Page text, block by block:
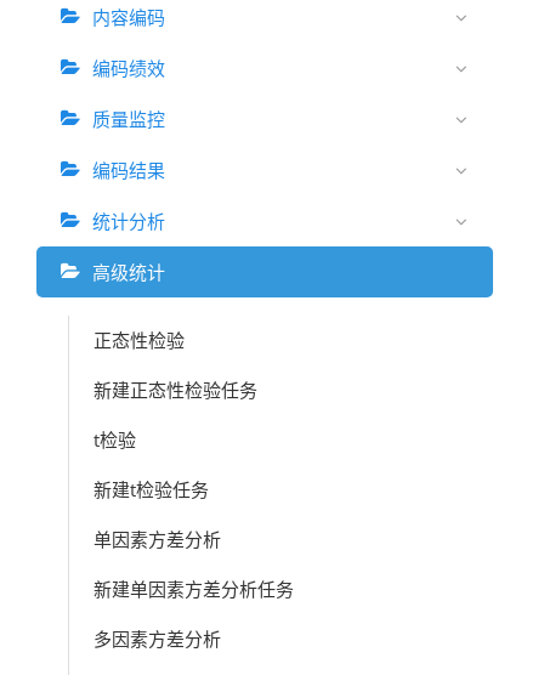
内容编码
编码绩效
质量监控
编码结果
统计分析
高级统计
正态性检验
新建正态性检验任务
t检验
新建t检验任务
单因素方差分析
新建单因素方差分析任务
多因素方差分析